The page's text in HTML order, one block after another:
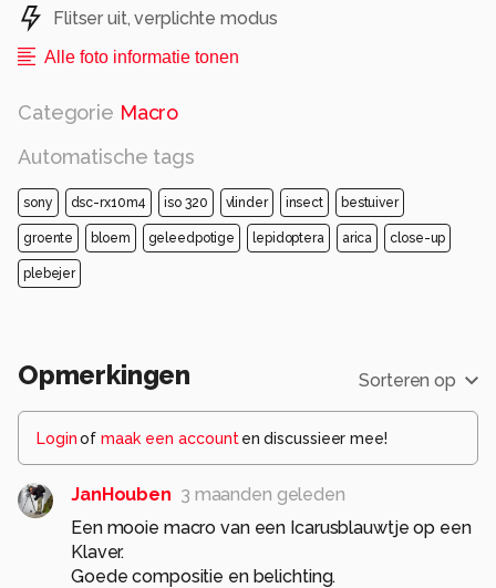
Flitser uit, verplichte modus
Alle foto informatie tonen
Categorie Macro
Automatische tags
sony dsc-rx10m4 iso 320 vlinder insect bestuiver
groente bloem geleedpotige lepidoptera arica close-up
plebejer
Opmerkingen Sorteren op
Loginof maak een account en discussieer mee!
JanHouben 3 maanden geleden
Een mooie macro van een Icarusblauwtje op een
Klaver.
Goede compositie en belichting.